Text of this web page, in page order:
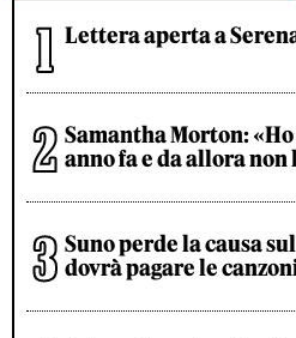
Lettera aperta a
Samantha Morton:
anno fa e da allora non
Suno perde la causa
dovrà pagare le